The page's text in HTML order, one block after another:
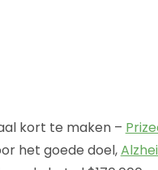
kort te maken –
het goede doel,